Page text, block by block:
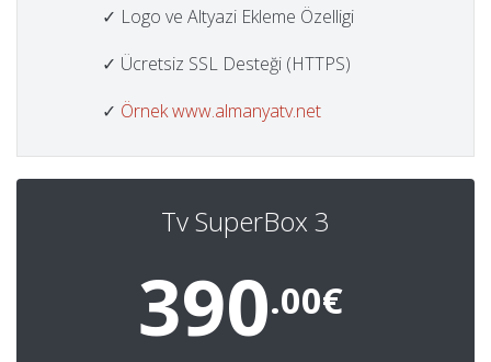
✓ Logo ve Altyazi Ekleme Özelligi
✓ Ücretsiz SSL Desteği (HTTPS)
✓ Örnek www.almanyatv.net
Tv SuperBox 3
390.00€